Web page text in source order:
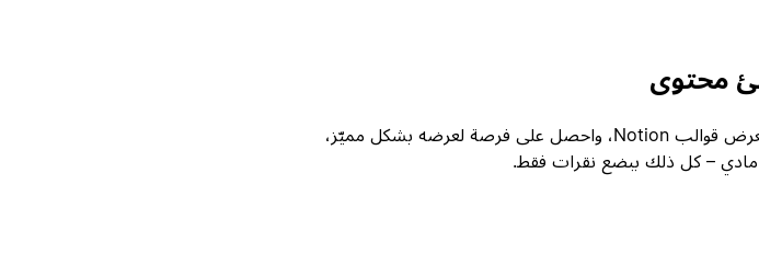
محتوى
أرسل قالبك إلى معرض قوالب Notion، واحصل على فرصة لعرضه بشكل مميّز،
– كل ذلك ببضع نقرات فقط.